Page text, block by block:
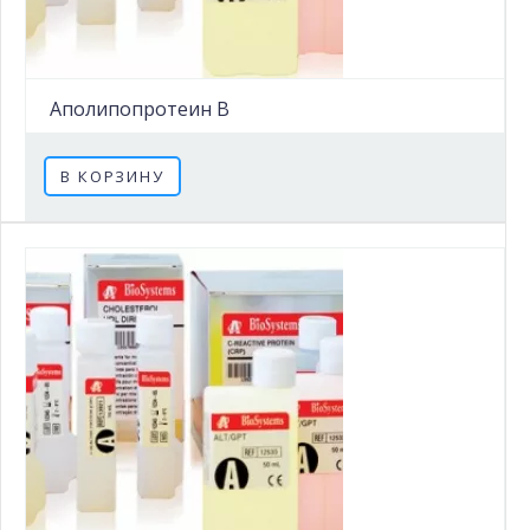
Аполипопротеин B
В КОРЗИНУ